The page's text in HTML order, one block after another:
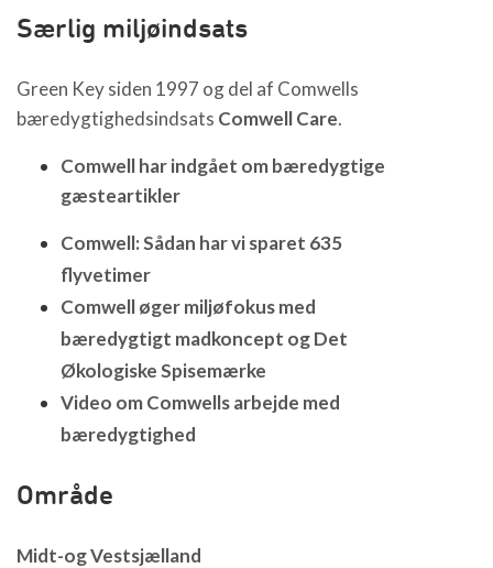
Særlig miljøindsats
Green Key siden 1997 og del af Comwells
bæredygtighedsindsats Comwell Care.
Comwell har indgået om bæredygtige
gæsteartikler
Comwell: Sådan har vi sparet 635
flyvetimer
Comwell øger miljøfokus med
bæredygtigt madkoncept og Det
Økologiske Spisemærke
Video om Comwells arbejde med
bæredygtighed
Område
Midt-og Vestsjælland